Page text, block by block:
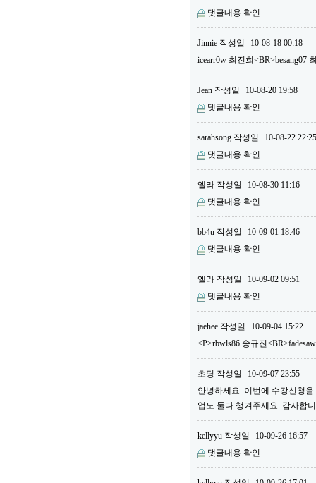
댓글내용 확인
Jinnie 작성일
10-08-18 00:18
icearr0w 최진희<BR>besang07
Jean 작성일
10-08-20 19:58
댓글내용 확인
sarahsong 작성일
10-08-22 22:25
댓글내용 확인
엘라 작성일
10-08-30 11:16
댓글내용 확인
bb4u 작성일
10-09-01 18:46
댓글내용 확인
엘라 작성일
10-09-02 09:51
댓글내용 확인
jaehee 작성일
10-09-04 15:22
<P>rbwls86 송규진
초딩 작성일
10-09-07 23:55
안녕하세요. 이번에 수강신청
업도 둘다 챙겨주세요. 감사합
kellyyu 작성일
10-09-26 16:57
댓글내용 확인